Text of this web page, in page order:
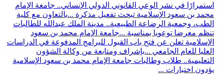
استمرارًا في نشر الوعي القانوني الدولي الإنساني.. جامعة الإمام
محمد بن سعود الإسلامية تبحث تفعيل مذكرة ...بالتعاون مع كلية
الطب، وجمعية الرضاعة الطبيعية.. مدينة الملك عبدالله للطالبات
تنظم معرضا توعويا بمناسبة ...جامعة الإمام محمد بن سعود
الإسلامية تعلن عن فتح باب القبول للبرامج المدفوعة في الدراسات
العليا للعام الجامعي ...بإشراف ومتابعة من وكالة الشؤون
التعليمية.. طلاب وطالبات جامعة الإمام محمد بن سعود الإسلامية
يؤدون اختبارات ...